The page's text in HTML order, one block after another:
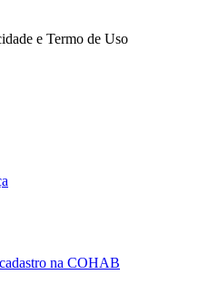
e Termo de Uso
na COHAB